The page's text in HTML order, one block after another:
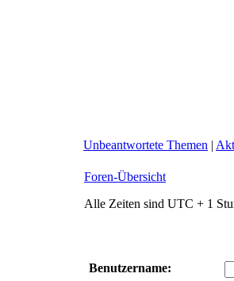
Unbeantwortete Themen |
Foren-Übersicht
Alle Zeiten sind UTC + 1
Benutzername: